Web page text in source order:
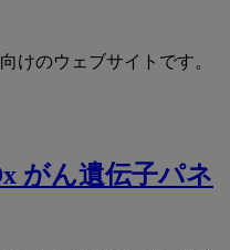
けのウェブサイトです。
がん遺伝子パネ